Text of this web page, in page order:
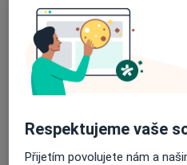
Dostupnost
Na této adrese online
Co mám v takové situaci
Způsoby platby (soukromé
Na teto adrese lékař
Detaily
Respektujeme vaše
Přijetím povolujete nám a